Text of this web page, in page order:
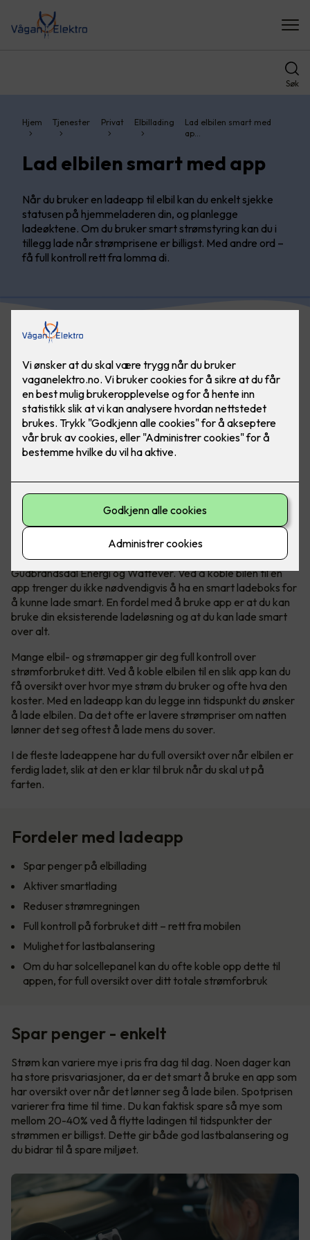
Søk
Hjem Tjenester Privat Elbillading
Lad elbilen smart med
ap…
Lad elbilen smart med app
Når du bruker en ladeapp til elbil kan du enkelt sjekke
statusen på hjemmeladeren din, og planlegge
ladeøktene. Om du bruker smart strømstyring kan du i
tillegg lade når strømprisene er billigst. Med andre ord –
få full kontroll rett fra lomma di.
mye penger. Om elbilen din støtter det kan du lade smart
ved kun å bruke en app.
Smart elbillading - hele døgnet
I dag finnes det mange ladeløsninger som Tibber,
Gudbrandsdal Energi og Wattever. Ved å koble bilen til en
app trenger du ikke nødvendigvis å ha en smart ladeboks for
å kunne lade smart. En fordel med å bruke app er at du kan
bruke din eksisterende ladeløsning og at du kan lade smart
over alt.
Mange elbil- og strømapper gir deg full kontroll over
strømforbruket ditt. Ved å koble elbilen til en slik app kan du
få oversikt over hvor mye strøm du bruker og ofte hva den
koster. Med en ladeapp kan du legge inn tidspunkt du ønsker
å lade elbilen. Da det ofte er lavere strømpriser om natten
lønner det seg oftest å lade mens du sover.
I de fleste ladeappene har du full oversikt over når elbilen er
ferdig ladet, slik at den er klar til bruk når du skal ut på
farten.
Fordeler med ladeapp
Spar penger på elbillading
Aktiver smartlading
Reduser strømregningen
Full kontroll på forbruket ditt – rett fra mobilen
Mulighet for lastbalansering
Om du har solcellepanel kan du ofte koble opp dette til
appen, for full oversikt over ditt totale strømforbruk
Spar penger - enkelt
Strøm kan variere mye i pris fra dag til dag. Noen dager kan
ha store prisvariasjoner, da er det smart å bruke en app som
har oversikt over når det lønner seg å lade bilen. Spotprisen
varierer fra time til time. Du kan faktisk spare så mye som
mellom 20-40% ved å flytte ladingen til tidspunkter der
strømmen er billigst. Dette gir både god lastbalansering og
du bidrar til å spare miljøet.